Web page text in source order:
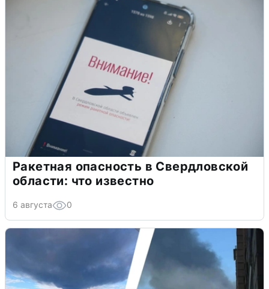
Ракетная опасность в Свердловской
области: что известно
6 августа 0